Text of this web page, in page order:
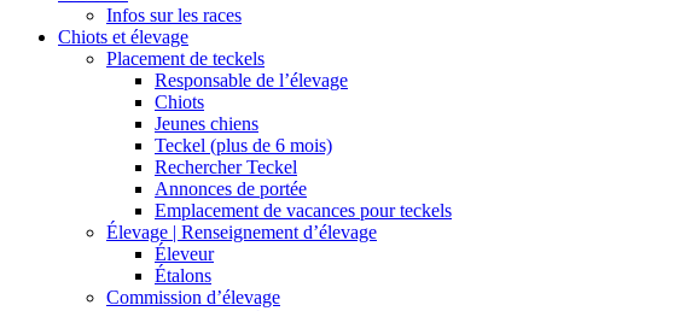
Infos sur les races
Chiots et élevage
Placement de teckels
Responsable de l’élevage
Chiots
Jeunes chiens
Teckel (plus de 6 mois)
Rechercher Teckel
Annonces de portée
Emplacement de vacances pour teckels
Élevage | Renseignement d’élevage
Éleveur
Étalons
Commission d’élevage